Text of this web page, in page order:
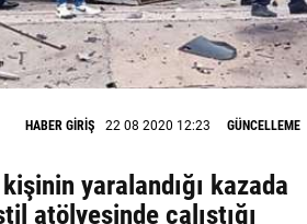
HABER GİRİŞ 22 08 2020 12:23 GÜNCELLEME
yaralandığı kazada
atölyesinde çalıştığı